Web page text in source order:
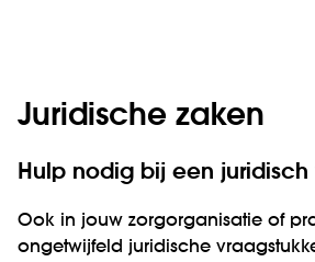
Juridische zaken
Hulp nodig bij een juridisch
Ook in jouw zorgorganisatie of
ongetwijfeld juridische